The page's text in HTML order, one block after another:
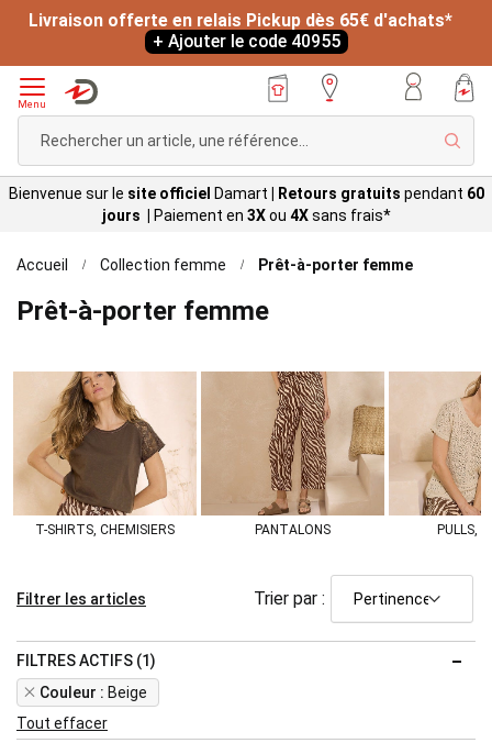
Livraison offerte en relais Pickup dès 65€ d'achats*
+ Ajouter le code 40955
Menu
Bienvenue sur le site officiel Damart Retours gratuits pendant 60
jours |
Paiement en 3Xou 4Xsans frais*
Accueil Collection femme Prêt-à-porter femme
Prêt-à-porter femme
T-SHIRTS, CHEMISIERS PANTALONS PULLS,
Trier par :
Filtrer les articles
FILTRES ACTIFS (1)
Couleur
Beige
Remove
This
Item
Tout effacer